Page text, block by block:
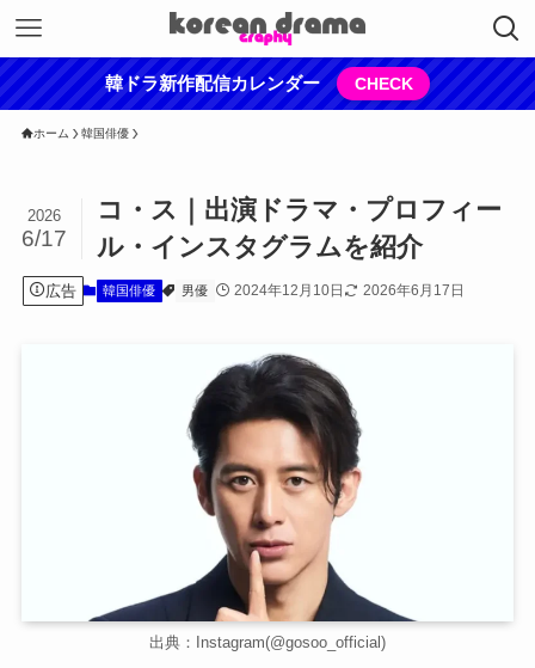
韓ドラ新作配信カレンダー CHECK
ホーム 韓国俳優
コ・ス｜出演ドラマ・プロフィー
ル・インスタグラムを紹介
2026
6/17
広告 韓国俳優 男優 2024年12月10日 2026年6月17日
出典：Instagram(@gosoo_official)